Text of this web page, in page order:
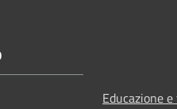
Educazione